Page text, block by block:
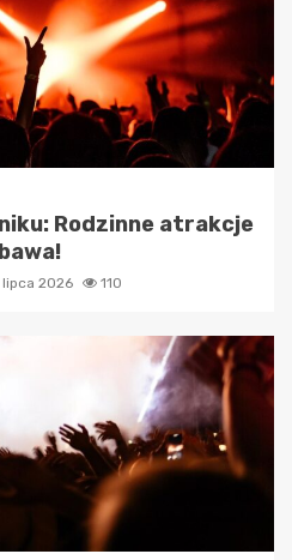
Rodzinne atrakcje
lipca 2026 110